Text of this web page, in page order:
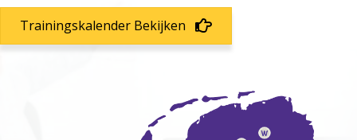
Trainingskalender Bekijken